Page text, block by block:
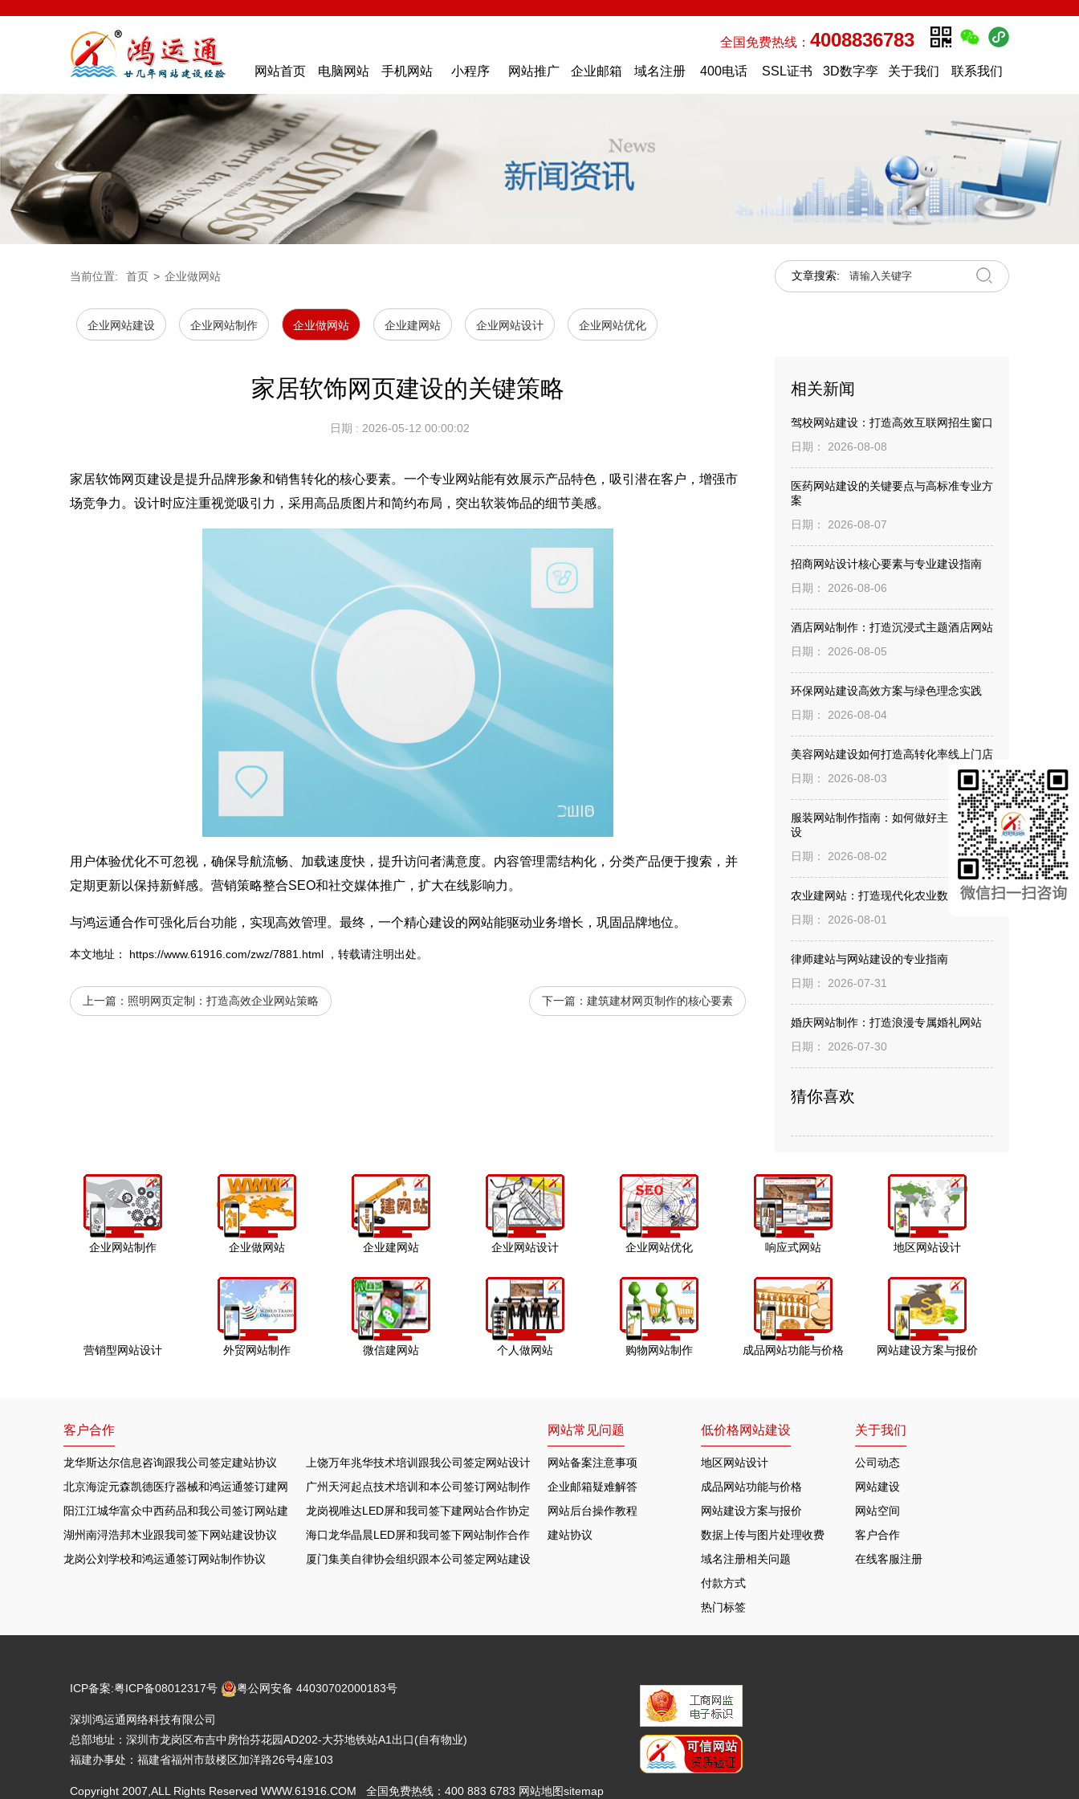
全国免费热线： 4008836783
网站首页 电脑网站 手机网站 小程序 网站推广 企业邮箱 域名注册 400电话 SSL证书 3D数字孪 关于我们 联系我们
当前位置: 首页 > 企业做网站 文章搜索:
企业网站建设 企业网站制作 企业做网站 企业建网站 企业网站设计 企业网站优化
家居软饰网页建设的关键策略
日期 : 2026-05-12 00:00:02
家居软饰网页建设是提升品牌形象和销售转化的核心要素。一个专业网站能有效展示产品特色，吸引潜在客户，增强市
场竞争力。设计时应注重视觉吸引力，采用高品质图片和简约布局，突出软装饰品的细节美感。
用户体验优化不可忽视，确保导航流畅、加载速度快，提升访问者满意度。内容管理需结构化，分类产品便于搜索，并
定期更新以保持新鲜感。营销策略整合SEO和社交媒体推广，扩大在线影响力。
与鸿运通合作可强化后台功能，实现高效管理。最终，一个精心建设的网站能驱动业务增长，巩固品牌地位。
本文地址： https://www.61916.com/zwz/7881.html ，转载请注明出处。
上一篇： 照明网页定制：打造高效企业网站策略 下一篇：建筑建材网页制作的核心要素
相关新闻
驾校网站建设：打造高效互联网招生窗口
日期： 2026-08-08
医药网站建设的关键要点与高标准专业方
案
日期： 2026-08-07
招商网站设计核心要素与专业建设指南
日期： 2026-08-06
酒店网站制作：打造沉浸式主题酒店网站
日期： 2026-08-05
环保网站建设高效方案与绿色理念实践
日期： 2026-08-04
美容网站建设如何打造高转化率线上门店
日期： 2026-08-03
服装网站制作指南：如何做好主题网站建
设
日期： 2026-08-02
农业建网站：打造现代化农业数字名片
日期： 2026-08-01
律师建站与网站建设的专业指南
日期： 2026-07-31
婚庆网站制作：打造浪漫专属婚礼网站
日期： 2026-07-30
猜你喜欢
企业网站制作 企业做网站 企业建网站 企业网站设计 企业网站优化 响应式网站 地区网站设计
营销型网站设计 外贸网站制作 微信建网站 个人做网站 购物网站制作 成品网站功能与价格 网站建设方案与报价
客户合作
龙华斯达尔信息咨询跟我公司签定建站协议
上饶万年兆华技术培训跟我公司签定网站设计合作协定
北京海淀元森凯德医疗器械和鸿运通签订建网站项目广州天河起点技术培训和本公司签订网站制作协议
阳江江城华富众中西药品和我公司签订网站建设协议龙岗视唯达LED屏和我司签下建网站合作协定
湖州南浔浩邦木业跟我司签下网站建设协议
海口龙华晶晨LED屏和我司签下网站制作合作协定
龙岗公刘学校和鸿运通签订网站制作协议
厦门集美自律协会组织跟本公司签定网站建设合约
网站常见问题
网站备案注意事项
企业邮箱疑难解答
网站后台操作教程
建站协议
低价格网站建设
地区网站设计
成品网站功能与价格
网站建设方案与报价
数据上传与图片处理收费
域名注册相关问题
付款方式
热门标签
关于我们
公司动态
网站建设
网站空间
客户合作
在线客服注册
ICP备案:粤ICP备08012317号 粤公网安备 44030702000183号
深圳鸿运通网络科技有限公司
总部地址：深圳市龙岗区布吉中房怡芬花园AD202-大芬地铁站A1出口(自有物业)
福建办事处：福建省福州市鼓楼区加洋路26号4座103
Copyright 2007,ALL Rights Reserved WWW.61916.COM 全国免费热线：400 883 6783 网站地图sitemap